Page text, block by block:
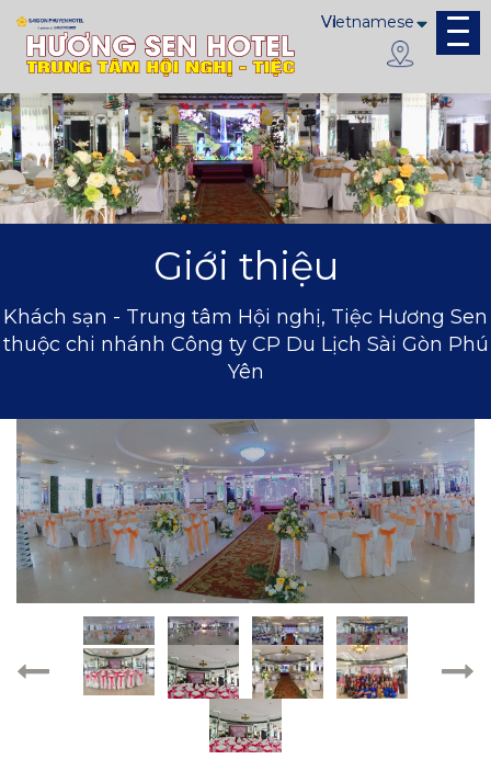
Giới thiệu
Khách sạn - Trung tâm Hội nghị, Tiệc Hương Sen
thuộc chi nhánh Công ty CP Du Lịch Sài Gòn Phú
Yên